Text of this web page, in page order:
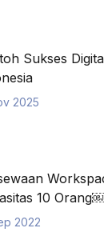
Sukses
2025
10 Orang￼
2022